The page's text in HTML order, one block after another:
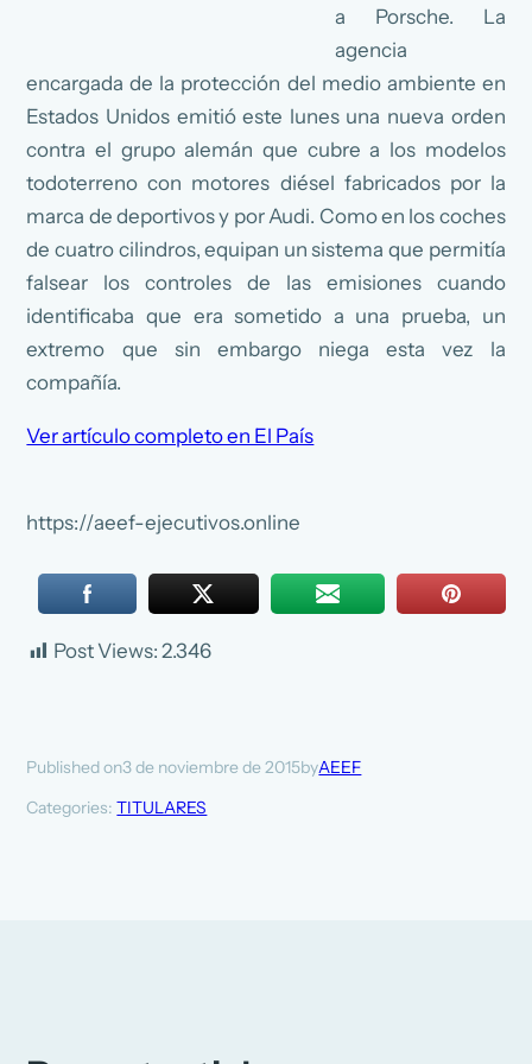
a Porsche. La
agencia
encargada de la protección del medio ambiente en
Estados Unidos emitió este lunes una nueva orden
contra el grupo alemán que cubre a los modelos
todoterreno con motores diésel fabricados por la
marca de deportivos y por Audi. Como en los coches
de cuatro cilindros, equipan un sistema que permitía
falsear los controles de las emisiones cuando
identificaba que era sometido a una prueba, un
extremo que sin embargo niega esta vez la
compañía.
Ver artículo completo en El País
https://aeef-ejecutivos.online
Post Views: 2.346
Published on3 de noviembre de 2015byAEEF
Categories:TITULARES